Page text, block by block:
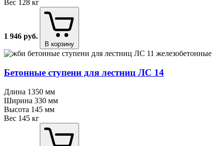
Вес 128 кг
1 946 руб.
В корзину
Бетонные ступени для лестниц ЛС 14
Длина 1350 мм
Ширина 330 мм
Высота 145 мм
Вес 145 кг